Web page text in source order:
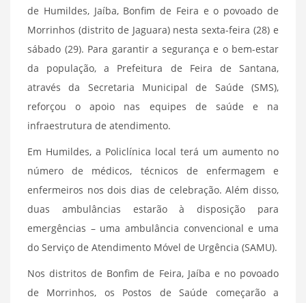
de Humildes, Jaíba, Bonfim de Feira e o povoado de
Morrinhos (distrito de Jaguara) nesta sexta-feira (28) e
sábado (29). Para garantir a segurança e o bem-estar
da população, a Prefeitura de Feira de Santana,
através da Secretaria Municipal de Saúde (SMS),
reforçou o apoio nas equipes de saúde e na
infraestrutura de atendimento.
Em Humildes, a Policlínica local terá um aumento no
número de médicos, técnicos de enfermagem e
enfermeiros nos dois dias de celebração. Além disso,
duas ambulâncias estarão à disposição para
emergências – uma ambulância convencional e uma
do Serviço de Atendimento Móvel de Urgência (SAMU).
Nos distritos de Bonfim de Feira, Jaíba e no povoado
de Morrinhos, os Postos de Saúde começarão a